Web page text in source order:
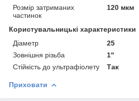
Розмір затриманих
частинок
120 мкм
Користувальницькі характеристики
Діаметр
25
Зовнішня різьба
1"
Стійкість до ультрафіолету
Так
Приховати